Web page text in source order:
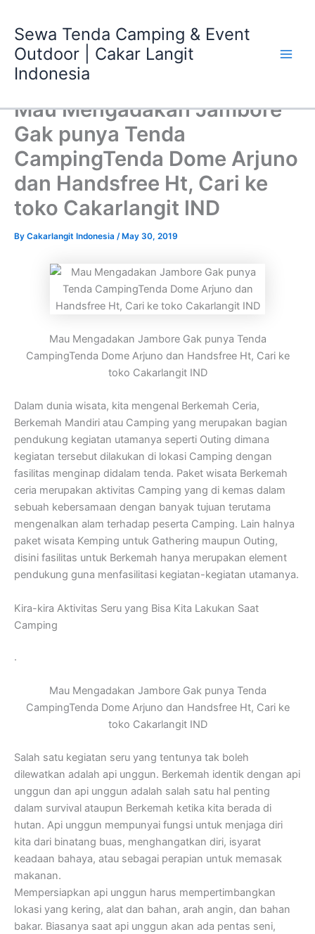
content
Sewa Tenda Camping & Event
Outdoor | Cakar Langit
Indonesia
Mau Mengadakan Jambore
Gak punya Tenda
CampingTenda Dome Arjuno
dan Handsfree Ht, Cari ke
toko Cakarlangit IND
By Cakarlangit Indonesia / May 30, 2019
Mau Mengadakan Jambore Gak punya Tenda
CampingTenda Dome Arjuno dan Handsfree Ht, Cari ke
toko Cakarlangit IND
Dalam dunia wisata, kita mengenal Berkemah Ceria,
Berkemah Mandiri atau Camping yang merupakan bagian
pendukung kegiatan utamanya seperti Outing dimana
kegiatan tersebut dilakukan di lokasi Camping dengan
fasilitas menginap didalam tenda. Paket wisata Berkemah
ceria merupakan aktivitas Camping yang di kemas dalam
sebuah kebersamaan dengan banyak tujuan terutama
mengenalkan alam terhadap peserta Camping. Lain halnya
paket wisata Kemping untuk Gathering maupun Outing,
disini fasilitas untuk Berkemah hanya merupakan element
pendukung guna menfasilitasi kegiatan-kegiatan utamanya.
Kira-kira Aktivitas Seru yang Bisa Kita Lakukan Saat
Camping
.
Mau Mengadakan Jambore Gak punya Tenda
CampingTenda Dome Arjuno dan Handsfree Ht, Cari ke
toko Cakarlangit IND
Salah satu kegiatan seru yang tentunya tak boleh
dilewatkan adalah api unggun. Berkemah identik dengan api
unggun dan api unggun adalah salah satu hal penting
dalam survival ataupun Berkemah ketika kita berada di
hutan. Api unggun mempunyai fungsi untuk menjaga diri
kita dari binatang buas, menghangatkan diri, isyarat
keadaan bahaya, atau sebagai perapian untuk memasak
makanan.
Mempersiapkan api unggun harus mempertimbangkan
lokasi yang kering, alat dan bahan, arah angin, dan bahan
bakar. Biasanya saat api unggun akan ada pentas seni,